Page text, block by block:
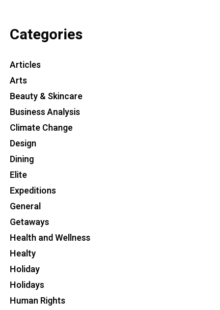
Categories
Articles
Arts
Beauty & Skincare
Business Analysis
Climate Change
Design
Dining
Elite
Expeditions
General
Getaways
Health and Wellness
Healty
Holiday
Holidays
Human Rights